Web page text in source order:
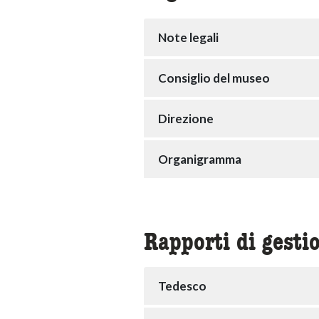
Note legali
Consiglio del museo
Direzione
Organigramma
Rapporti di
Tedesco